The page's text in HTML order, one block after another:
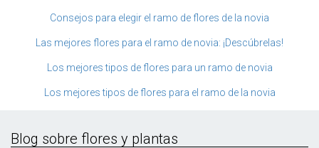
Consejos para elegir el ramo de flores de la novia
Las mejores flores para el ramo de novia: ¡Descúbrelas!
Los mejores tipos de flores para un ramo de novia
Los mejores tipos de flores para el ramo de la novia
Blog sobre flores y plantas